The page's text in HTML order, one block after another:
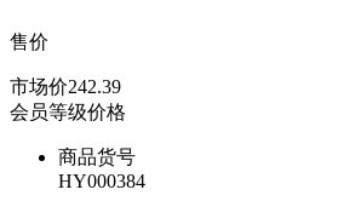
售价
市场价242.39
会员等级价格
商品货号
HY000384